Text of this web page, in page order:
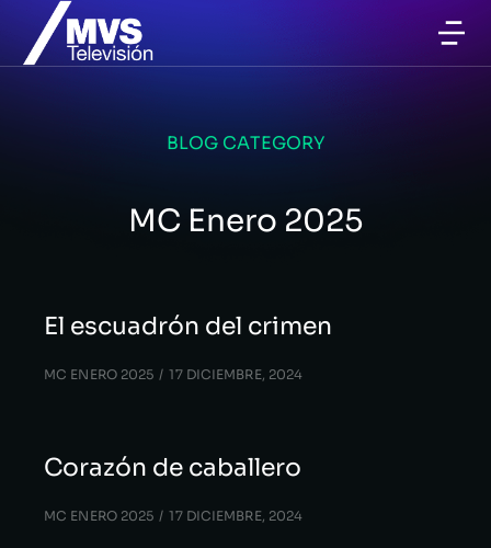
BLOG CATEGORY
MC Enero 2025
El escuadrón del crimen
MC ENERO 2025 17 DICIEMBRE, 2024
Corazón de caballero
MC ENERO 2025 17 DICIEMBRE, 2024